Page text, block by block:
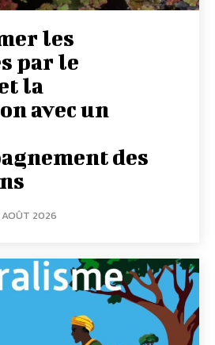
les
par le
la
avec un
des
2026